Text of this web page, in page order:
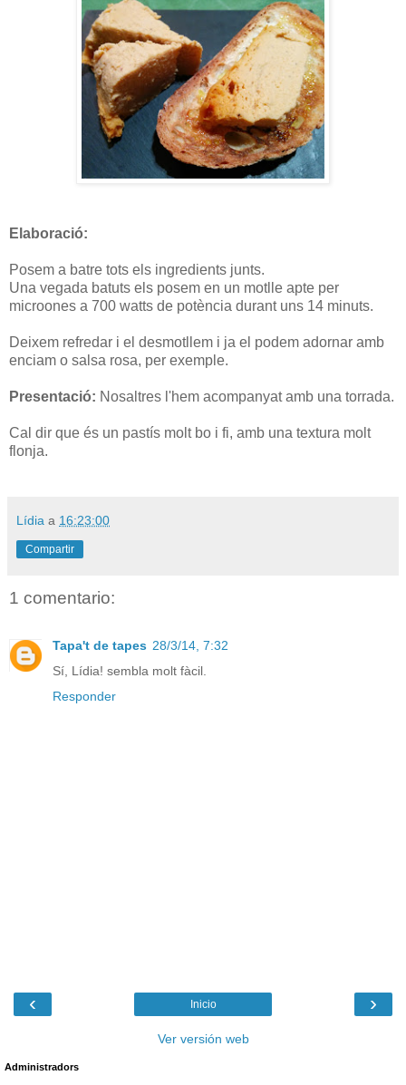
Elaboració:
Posem a batre tots els ingredients junts.
Una vegada batuts els posem en un motlle apte per
microones a 700 watts de potència durant uns 14 minuts.
Deixem refredar i el desmotllem i ja el podem adornar amb
enciam o salsa rosa, per exemple.
Presentació: Nosaltres l'hem acompanyat amb una torrada.
Cal dir que és un pastís molt bo i fi, amb una textura molt
flonja.
Lídia a 16:23:00
Compartir
1 comentario:
Tapa't de tapes 28/3/14, 7:32
Sí, Lídia! sembla molt fàcil.
Responder
‹ ›
Inicio
Ver versión web
Administradors